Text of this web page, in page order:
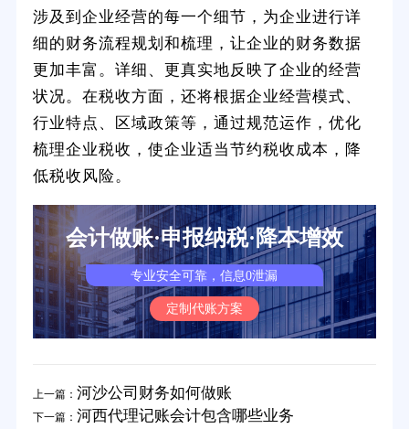
涉及到企业经营的每一个细节，为企业进行详
细的财务流程规划和梳理，让企业的财务数据
更加丰富。详细、更真实地反映了企业的经营
状况。在税收方面，还将根据企业经营模式、
行业特点、区域政策等，通过规范运作，优化
梳理企业税收，使企业适当节约税收成本，降
低税收风险。
会计做账·申报纳税·降本增效
专业安全可靠，信息0泄漏
定制代账方案
上一篇： 河沙公司财务如何做账
下一篇： 河西代理记账会计包含哪些业务